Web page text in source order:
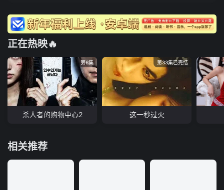
正在热映🔥
第6集
杀人者的购物中心2
第33集已完结
这一秒过火
相关推荐